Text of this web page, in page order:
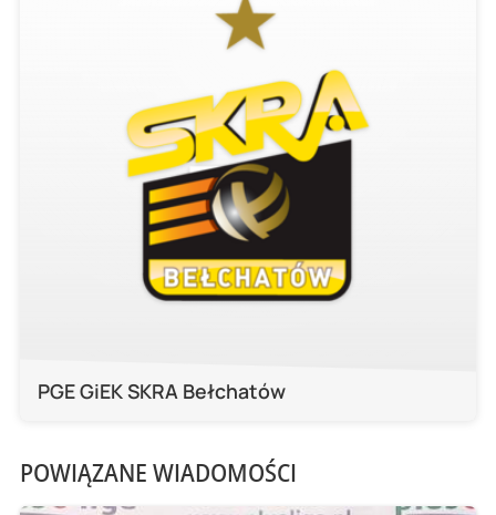
PGE GiEK SKRA Bełchatów
POWIĄZANE WIADOMOŚCI